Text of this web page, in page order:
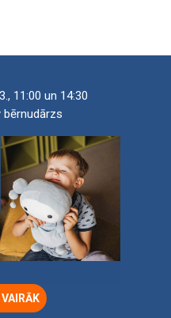
11:00 un 14:30
bērnudārzs